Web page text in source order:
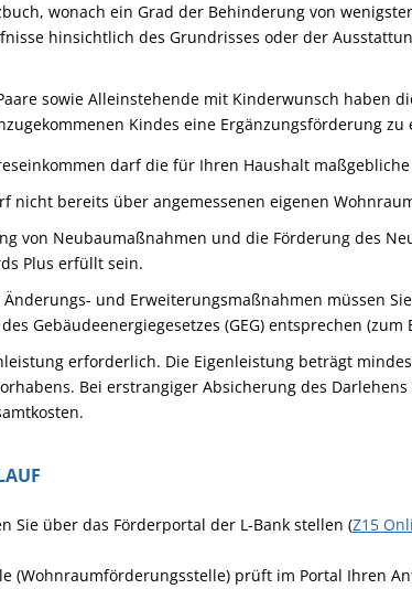
wonach ein Grad der Behinderung von
hinsichtlich des Grundrisses oder der
sowie Alleinstehende mit Kinderwunsch haben
Kindes eine Ergänzungsförderung zu
darf die für Ihren Haushalt
nicht bereits über angemessenen eigenen
von Neubaumaßnahmen und die Förderung des
Plus erfüllt sein.
und Erweiterungsmaßnahmen müssen
Gebäudeenergiegesetzes (GEG) entsprechen
erforderlich. Die Eigenleistung beträgt
Bei erstrangiger Absicherung des
Sie über das Förderportal der L-Bank stellen (Z15
(Wohnraumförderungsstelle) prüft im Portal Ihren